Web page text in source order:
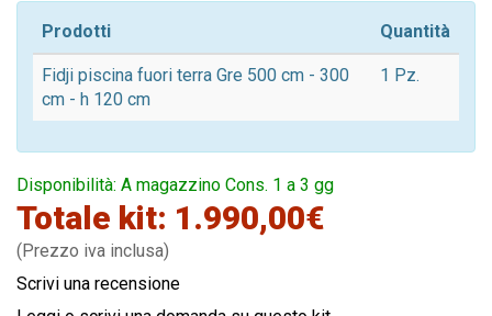
Prodotti Quantità
Fidji piscina fuori terra Gre 500 cm - 300
cm - h 120 cm
1 Pz.
Disponibilità: A magazzino Cons. 1 a 3 gg
Totale kit: 1.990,00€
(Prezzo iva inclusa)
Scrivi una recensione